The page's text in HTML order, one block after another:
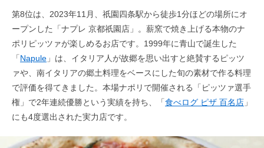
第8位は、2023年11月、祇園四条駅から徒歩1分ほどの場所にオ
ープンした「ナプレ 京都祇園店」。薪窯で焼き上げる本物のナ
ポリピッツァが楽しめるお店です。1999年に青山で誕生した
「Napule 」は、イタリア人が故郷を思い出すと絶賛するピッツ
ァや、南イタリアの郷土料理をベースにした旬の素材で作る料理
で評価を得てきました。本場ナポリで開催される「ピッツァ選手
権」で2年連続優勝という実績を持ち、「食べログ ピザ 百名店 」
にも4度選出された実力店です。